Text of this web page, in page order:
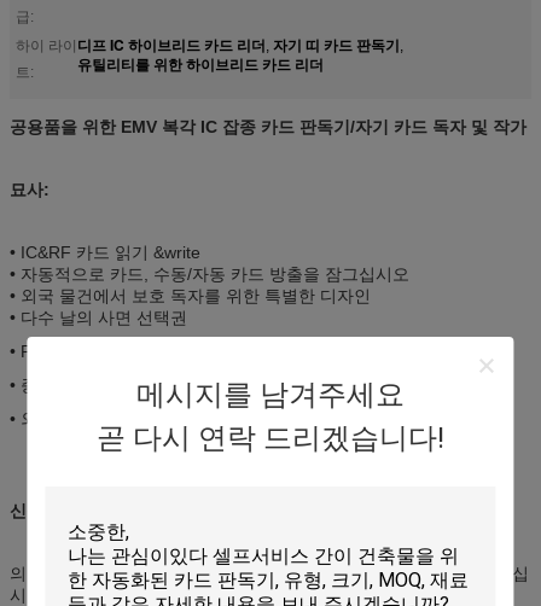
메시지를 남겨주세요
곧 다시 연락 드리겠습니다!
급:
하이 라이
트:
디프 IC 하이브리드 카드 리더, 자기 띠 카드 판독기,
유틸리티를 위한 하이브리드 카드 리더
공용품을 위한 EMV 복각 IC 잡종 카드 판독기/자기 카드 독자 및 작가
묘사:
• IC&RF 카드 읽기 &write
• 자동적으로 카드, 수동/자동 카드 방출을 잠그십시오
• 외국 물건에서 보호 독자를 위한 특별한 디자인
• 다수 날의 사면 선택권
• PSAM 널 선택권
• 증명되는 EMV
• 외국 물건에서 보호 독자를 위한 특별한 배플 디자인
신청:
의 도박, 정부, 주차 체계, 수송 AFC의 공용품 분배에 연료를 공급하십
시오